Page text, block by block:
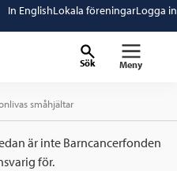
In EnglishLokala föreningarLogga in
Sök Meny
småhjältar
är inte Barncancerfonden
för.